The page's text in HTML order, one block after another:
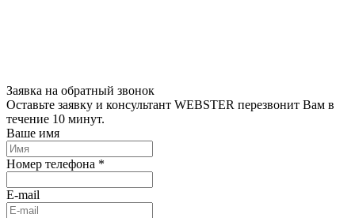
Заявка на обратный звонок
Оставьте заявку и консультант WEBSTER перезвонит Вам в
течение 10 минут.
Ваше имя
Номер телефона *
E-mail